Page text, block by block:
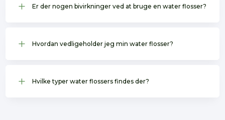
L Er der nogen bivirkninger ved at bruge en water flosser?
L Hvordan vedligeholder jeg min water flosser?
L Hvilke typer water flossers findes der?